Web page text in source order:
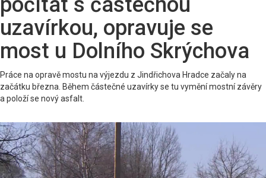
uzavírkou, opravuje se
most u Dolního Skrýchova
Práce na opravě mostu na výjezdu z Jindřichova Hradce začaly na
začátku března. Během částečné uzavírky se tu vymění mostní závěry
a položí se nový asfalt.